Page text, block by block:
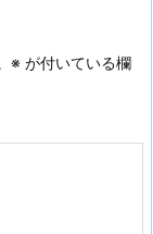
※ が付いている欄